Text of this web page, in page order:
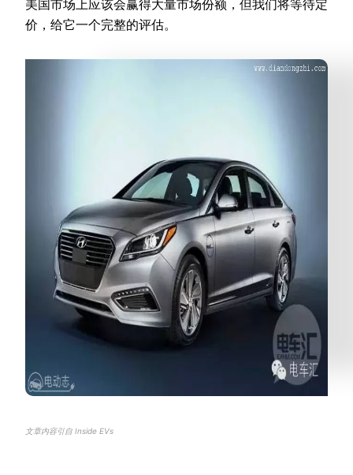
美国市场上应该会赢得大量市场份额，但我们将等待定
价，给它一个完整的评估。
文章内容引自 Inside EVs